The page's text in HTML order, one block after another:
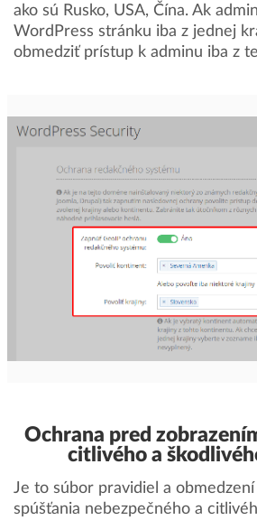
ako sú Rusko, USA, Čína. Ak
WordPress stránku iba z jednej
obmedziť prístup k adminu iba z
Ochrana pred
citlivého a
Je to súbor pravidiel a
spúšťania nebezpečného a